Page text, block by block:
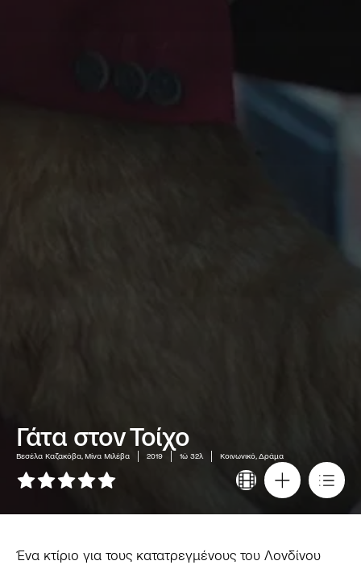
Γάτα στον Τοίχο
Βεσέλα Καζακόβα, Μίνα Μιλέβα 2019 1ώ 32λ Κοινωνικό, Δράμα
Ένα κτίριο για τους κατατρεγμένους του Λονδίνου